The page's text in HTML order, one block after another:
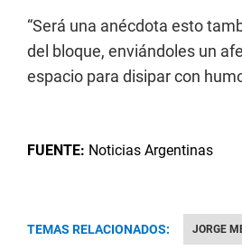
“Será una anécdota esto
del bloque, enviándoles un
espacio para disipar con
FUENTE: Noticias Argentinas
TEMAS RELACIONADOS: JORGE